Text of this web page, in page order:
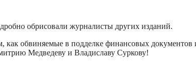
обрисовали журналисты других изданий.
обвиняемые в подделке финансовых документов
Медведеву и Владиславу Суркову!